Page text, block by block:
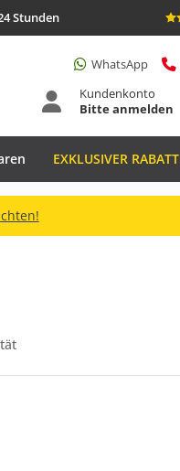
Stunden
WhatsApp
Kundenkonto
Bitte anmelden
EXKLUSIVER RABATT